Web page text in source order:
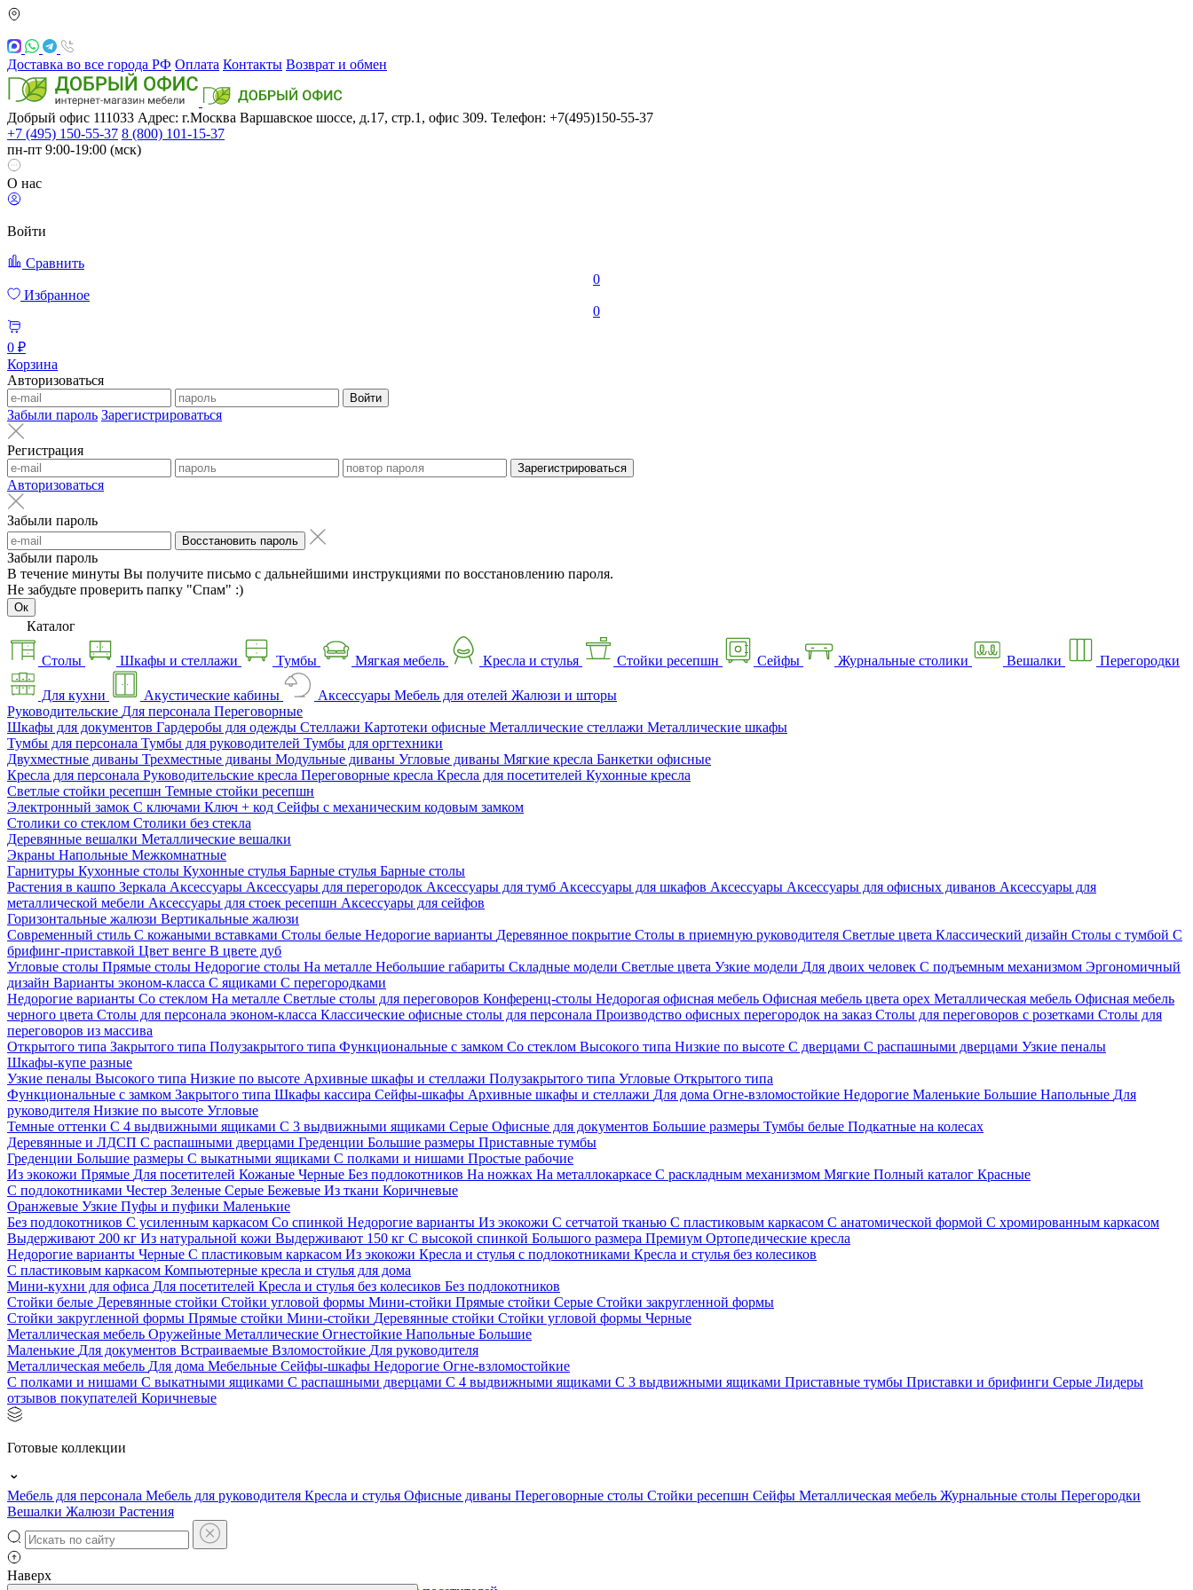
Доставка во все города РФ Оплата Контакты Возврат и обмен
Добрый офис 111033 Адрес: г.Москва Варшавское шоссе, д.17, стр.1, офис 309. Телефон: +7(495)150-55-37
+7 (495) 150-55-37 8 (800) 101-15-37
пн-пт 9:00-19:00 (мск)
О нас
Войти
Сравнить
0
Избранное
0
0 ₽
Корзина
Авторизоваться
Войти
Забыли пароль Зарегистрироваться
Регистрация
Зарегистрироваться
Авторизоваться
Забыли пароль
Восстановить пароль
Забыли пароль
В течение минуты Вы получите письмо с дальнейшими инструкциями по восстановлению пароля.
Не забудьте проверить папку "Спам" :)
Ок
Каталог
Столы Шкафы и стеллажи Тумбы Мягкая мебель Кресла и стулья Стойки ресепшн Сейфы Журнальные столики Вешалки Перегородки
Для кухни Акустические кабины Аксессуары Мебель для отелей Жалюзи и шторы
Руководительские Для персонала Переговорные
Шкафы для документов Гардеробы для одежды Стеллажи Картотеки офисные Металлические стеллажи Металлические шкафы
Тумбы для персонала Тумбы для руководителей Тумбы для оргтехники
Двухместные диваны Трехместные диваны Модульные диваны Угловые диваны Мягкие кресла Банкетки офисные
Кресла для персонала Руководительские кресла Переговорные кресла Кресла для посетителей Кухонные кресла
Светлые стойки ресепшн Темные стойки ресепшн
Электронный замок С ключами Ключ + код Сейфы с механическим кодовым замком
Столики со стеклом Столики без стекла
Деревянные вешалки Металлические вешалки
Экраны Напольные Межкомнатные
Гарнитуры Кухонные столы Кухонные стулья Барные стулья Барные столы
Растения в кашпо Зеркала Аксессуары Аксессуары для перегородок Аксессуары для тумб Аксессуары для шкафов Аксессуары Аксессуары для офисных диванов Аксессуары для
металлической мебели Аксессуары для стоек ресепшн Аксессуары для сейфов
Горизонтальные жалюзи Вертикальные жалюзи
Современный стиль С кожаными вставками Столы белые Недорогие варианты Деревянное покрытие Столы в приемную руководителя Светлые цвета Классический дизайн Столы с тумбой С
брифинг-приставкой Цвет венге В цвете дуб
Угловые столы Прямые столы Недорогие столы На металле Небольшие габариты Складные модели Светлые цвета Узкие модели Для двоих человек С подъемным механизмом Эргономичный
дизайн Варианты эконом-класса С ящиками С перегородками
Недорогие варианты Со стеклом На металле Светлые столы для переговоров Конференц-столы Недорогая офисная мебель Офисная мебель цвета орех Металлическая мебель Офисная мебель
черного цвета Столы для персонала эконом-класса Классические офисные столы для персонала Производство офисных перегородок на заказ Столы для переговоров с розетками Столы для
переговоров из массива
Открытого типа Закрытого типа Полузакрытого типа Функциональные с замком Со стеклом Высокого типа Низкие по высоте С дверцами С распашными дверцами Узкие пеналы
Шкафы-купе разные
Узкие пеналы Высокого типа Низкие по высоте Архивные шкафы и стеллажи Полузакрытого типа Угловые Открытого типа
Функциональные с замком Закрытого типа Шкафы кассира Сейфы-шкафы Архивные шкафы и стеллажи Для дома Огне-взломостойкие Недорогие Маленькие Большие Напольные Для
руководителя Низкие по высоте Угловые
Темные оттенки С 4 выдвижными ящиками С 3 выдвижными ящиками Серые Офисные для документов Большие размеры Тумбы белые Подкатные на колесах
Деревянные и ЛДСП С распашными дверцами Греденции Большие размеры Приставные тумбы
Греденции Большие размеры С выкатными ящиками С полками и нишами Простые рабочие
Из экокожи Прямые Для посетителей Кожаные Черные Без подлокотников На ножках На металлокаркасе С раскладным механизмом Мягкие Полный каталог Красные
С подлокотниками Честер Зеленые Серые Бежевые Из ткани Коричневые
Оранжевые Узкие Пуфы и пуфики Маленькие
Без подлокотников С усиленным каркасом Со спинкой Недорогие варианты Из экокожи С сетчатой тканью С пластиковым каркасом С анатомической формой С хромированным каркасом
Выдерживают 200 кг Из натуральной кожи Выдерживают 150 кг С высокой спинкой Большого размера Премиум Ортопедические кресла
Недорогие варианты Черные С пластиковым каркасом Из экокожи Кресла и стулья с подлокотниками Кресла и стулья без колесиков
С пластиковым каркасом Компьютерные кресла и стулья для дома
Мини-кухни для офиса Для посетителей Кресла и стулья без колесиков Без подлокотников
Стойки белые Деревянные стойки Стойки угловой формы Мини-стойки Прямые стойки Серые Стойки закругленной формы
Стойки закругленной формы Прямые стойки Мини-стойки Деревянные стойки Стойки угловой формы Черные
Металлическая мебель Оружейные Металлические Огнестойкие Напольные Большие
Маленькие Для документов Встраиваемые Взломостойкие Для руководителя
Металлическая мебель Для дома Мебельные Сейфы-шкафы Недорогие Огне-взломостойкие
С полками и нишами С выкатными ящиками С распашными дверцами С 4 выдвижными ящиками С 3 выдвижными ящиками Приставные тумбы Приставки и брифинги Серые Лидеры
отзывов покупателей Коричневые
Готовые коллекции
Мебель для персонала Мебель для руководителя Кресла и стулья Офисные диваны Переговорные столы Стойки ресепшн Сейфы Металлическая мебель Журнальные столы Перегородки
Вешалки Жалюзи Растения
Наверх